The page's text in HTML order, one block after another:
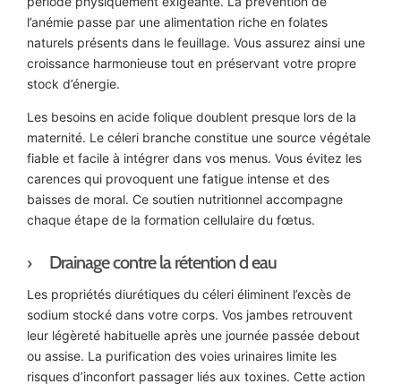
l’anémie passe par une alimentation riche en folates
naturels présents dans le feuillage. Vous assurez ainsi une
croissance harmonieuse tout en préservant votre propre
stock d’énergie.
Les besoins en acide folique doublent presque lors de la
maternité. Le céleri branche constitue une source végétale
fiable et facile à intégrer dans vos menus. Vous évitez les
carences qui provoquent une fatigue intense et des
baisses de moral. Ce soutien nutritionnel accompagne
chaque étape de la formation cellulaire du fœtus.
Drainage contre la rétention d eau
Les propriétés diurétiques du céleri éliminent l’excès de
sodium stocké dans votre corps. Vos jambes retrouvent
leur légèreté habituelle après une journée passée debout
ou assise. La purification des voies urinaires limite les
risques d’inconfort passager liés aux toxines. Cette action